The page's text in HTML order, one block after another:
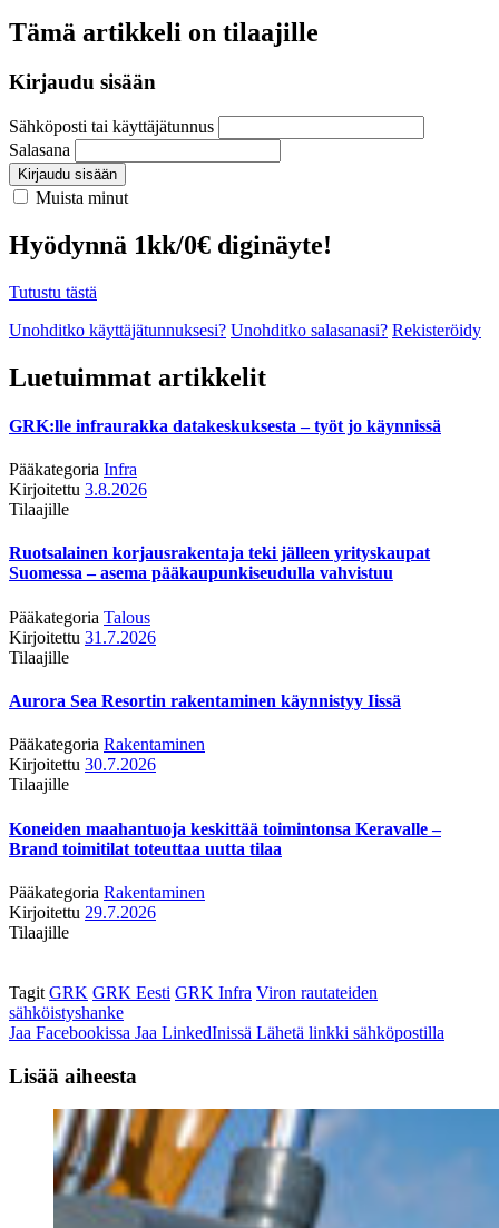
Tämä artikkeli on tilaajille
Kirjaudu sisään
Sähköposti tai käyttäjätunnus
Salasana
Kirjaudu sisään
Muista minut
Hyödynnä 1kk/0€ diginäyte!
Tutustu tästä
Unohditko käyttäjätunnuksesi? Unohditko salasanasi? Rekisteröidy
Luetuimmat artikkelit
GRK:lle infraurakka datakeskuksesta – työt jo käynnissä
Pääkategoria Infra
Kirjoitettu 3.8.2026
Tilaajille
Ruotsalainen korjausrakentaja teki jälleen yrityskaupat
Suomessa – asema pääkaupunkiseudulla vahvistuu
Pääkategoria Talous
Kirjoitettu 31.7.2026
Tilaajille
Aurora Sea Resortin rakentaminen käynnistyy Iissä
Pääkategoria Rakentaminen
Kirjoitettu 30.7.2026
Tilaajille
Koneiden maahantuoja keskittää toimintonsa Keravalle –
Brand toimitilat toteuttaa uutta tilaa
Pääkategoria Rakentaminen
Kirjoitettu 29.7.2026
Tilaajille
Tagit GRK GRK Eesti GRK Infra Viron rautateiden
sähköistyshanke
Jaa Facebookissa Jaa LinkedInissä Lähetä linkki sähköpostilla
Lisää aiheesta